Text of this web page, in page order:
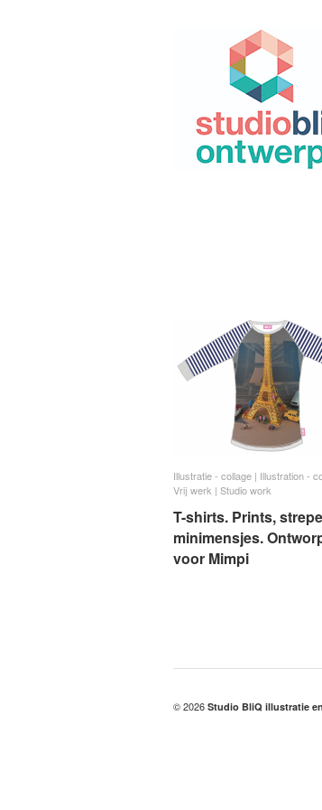
Illustratie - collage | Illustration -
Vrij werk | Studio work
T-shirts. Prints,
minimensjes.
voor Mimpi
Illustratie - collage | Illustration -
Vrij werk | Studio work
T-shirts. Prints,
minimensjes.
voor Mimpi
© 2026 Studio BliQ illustratie